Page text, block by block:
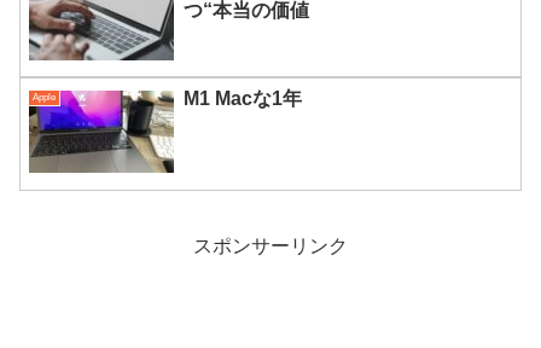
つ“本当の価値
Apple M1 Macな1年
スポンサーリンク